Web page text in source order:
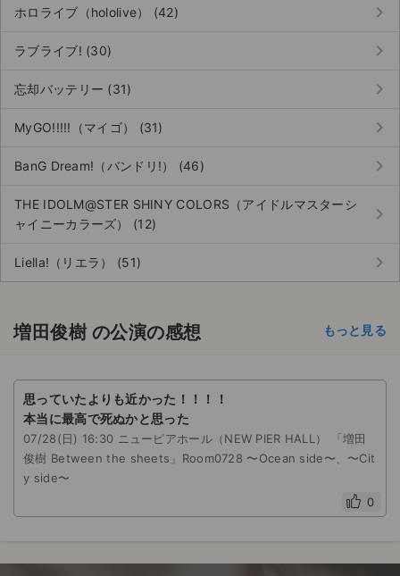
ホロライブ（hololive） (42) keyboard_arrow_right
ラブライブ! (30) keyboard_arrow_right
忘却バッテリー (31) keyboard_arrow_right
MyGO!!!!!（マイゴ） (31) keyboard_arrow_right
BanG Dream!（バンドリ!） (46) keyboard_arrow_right
THE IDOLM@STER SHINY COLORS（アイドルマスターシ
ャイニーカラーズ） (12)
keyboard_arrow_right
Liella!（リエラ） (51) keyboard_arrow_right
増田俊樹 の公演の感想 もっと見る
思っていたよりも近かった！！！！
本当に最高で死ぬかと思った
07/28(日) 16:30 ニューピアホール（NEW PIER HALL） 「増田
俊樹 Between the sheets」Room0728 〜Ocean side〜、〜Cit
y side〜
0